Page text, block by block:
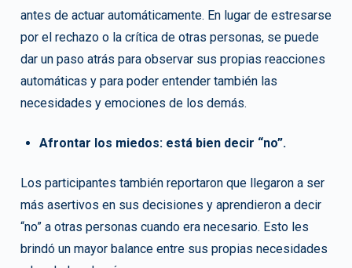
antes de actuar automáticamente. En lugar de estresarse
por el rechazo o la crítica de otras personas, se puede
dar un paso atrás para observar sus propias reacciones
automáticas y para poder entender también las
necesidades y emociones de los demás.
Afrontar los miedos: está bien decir “no”.
Los participantes también reportaron que llegaron a ser
más asertivos en sus decisiones y aprendieron a decir
“no” a otras personas cuando era necesario. Esto les
brindó un mayor balance entre sus propias necesidades